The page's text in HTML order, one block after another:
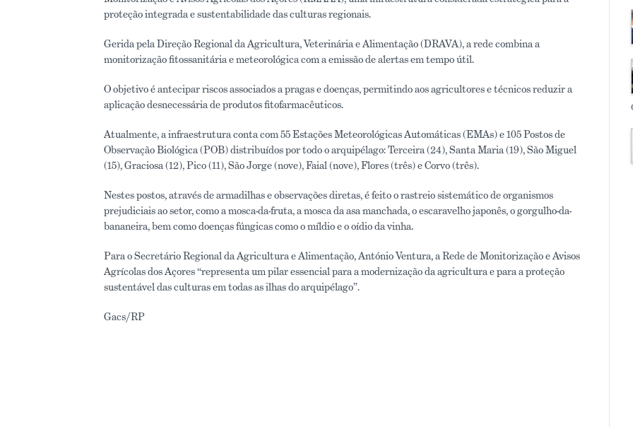
proteção integrada e sustentabilidade das culturas regionais.
Gerida pela Direção Regional da Agricultura, Veterinária e Alimentação (DRAVA), a rede combina a
monitorização fitossanitária e meteorológica com a emissão de alertas em tempo útil.
O objetivo é antecipar riscos associados a pragas e doenças, permitindo aos agricultores e técnicos reduzir a
aplicação desnecessária de produtos fitofarmacêuticos.
Atualmente, a infraestrutura conta com 55 Estações Meteorológicas Automáticas (EMAs) e 105 Postos de
Observação Biológica (POB) distribuídos por todo o arquipélago: Terceira (24), Santa Maria (19), São Miguel
(15), Graciosa (12), Pico (11), São Jorge (nove), Faial (nove), Flores (três) e Corvo (três).
Nestes postos, através de armadilhas e observações diretas, é feito o rastreio sistemático de organismos
prejudiciais ao setor, como a mosca-da-fruta, a mosca da asa manchada, o escaravelho japonês, o gorgulho-da-
bananeira, bem como doenças fúngicas como o míldio e o oídio da vinha.
Para o Secretário Regional da Agricultura e Alimentação, António Ventura, a Rede de Monitorização e Avisos
Agrícolas dos Açores “representa um pilar essencial para a modernização da agricultura e para a proteção
sustentável das culturas em todas as ilhas do arquipélago”.
Gacs/RP